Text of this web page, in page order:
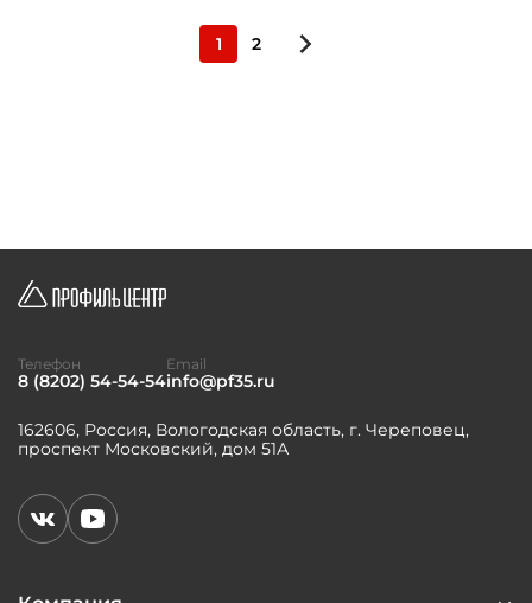
1 2
162606, Россия, Вологодская область, г. Череповец,
проспект Московский, дом 51А
Телефон
8 (8202) 54-54-54
Email
info@pf35.ru